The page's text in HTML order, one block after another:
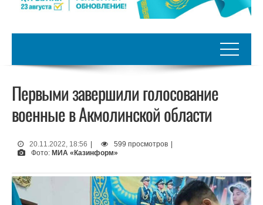
Первыми завершили голосование
военные в Акмолинской области
20.11.2022, 18:56 599 просмотров
Фото: МИА «Казинформ»